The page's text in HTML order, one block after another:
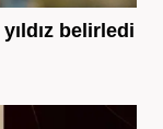
belirledi